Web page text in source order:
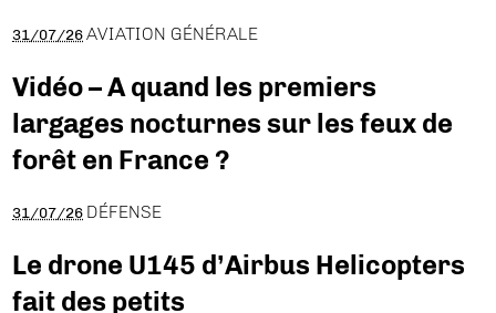
31/07/26 AVIATION GÉNÉRALE
Vidéo – A quand les premiers
largages nocturnes sur les feux de
forêt en France ?
31/07/26 DÉFENSE
Le drone U145 d’Airbus Helicopters
fait des petits